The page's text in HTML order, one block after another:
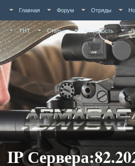
Главная Форум Отряды
ТНТ Статьи Активность
IP